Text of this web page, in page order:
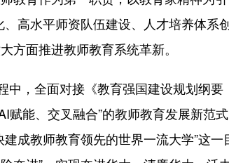
高水平师资队伍建设、人才培养体系
方面推进教师教育系统革新。
，全面对接《教育强国建设规划纲
能、交叉融合”的教师教育发展新范
成教师教育领先的世界一流大学”这